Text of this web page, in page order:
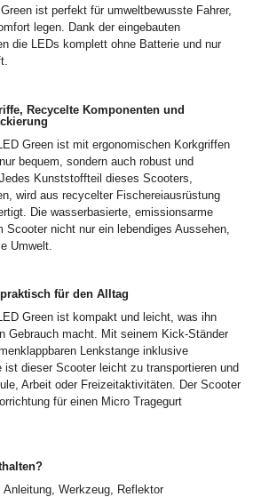
ist perfekt für umweltbewusste Fahrer,
legen. Dank der eingebauten
die LEDs komplett ohne Batterie und nur
Recycelte Komponenten und
Green ist mit ergonomischen Korkgriffen
bequem, sondern auch robust und
Kunststoffteil dieses Scooters,
wird aus recycelter Fischereiausrüstung
Die wasserbasierte, emissionsarme
Scooter nicht nur ein lebendiges Aussehen,
Umwelt.
für den Alltag
Green ist kompakt und leicht, was ihn
Gebrauch macht. Mit seinem Kick-Ständer
Lenkstange inklusive
ist dieser Scooter leicht zu transportieren und
Arbeit oder Freizeitaktivitäten. Der Scooter
für einen Micro Tragegurt
Werkzeug, Reflektor